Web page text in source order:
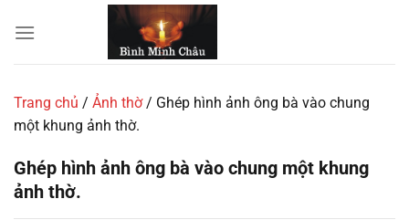
đến
Trang chủ / Ảnh thờ/ Ghép hình ảnh ông bà vào chung
một khung ảnh thờ.
Ghép hình ảnh ông bà vào chung một khung
ảnh thờ.